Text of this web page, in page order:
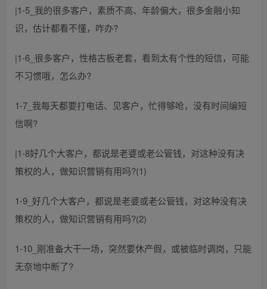
|1-5_我的很多客户，素质不高、年龄偏大，很多金融小知
识，估计都看不懂，咋办?
|1-6_很多客户，性格古板老套，看到太有个性的短信，可能
不习惯哦，怎么办?
1-7_我每天都要打电话、见客户，忙得够呛，没有时间编短
信啊?
|1-8好几个大客户，都说是老婆或老公管钱，对这种没有决
策权的人，做知识营销有用吗?(1)
1-9_好几个大客户，都说是老婆或老公管钱，对这种没有决
策权的人，做知识营销有用吗?(2)
1-10_刚准备大干一场，突然要休产假，或被临时调岗，只能
无奈地中断了?